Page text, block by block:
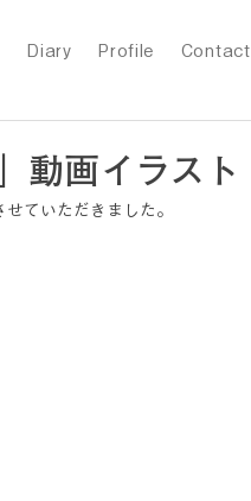
Diary Profile Contact
動画イラスト
ていただきました。